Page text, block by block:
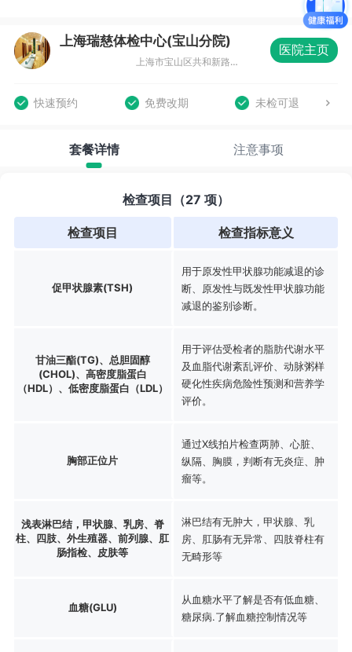
上海瑞慈体检中心(宝山分院)
上海市宝山区共和新路4727号新陆国际商务大厦11层、12层
医院主页
快速预约 免费改期 未检可退
套餐详情 注意事项
检查项目（27 项）
检查项目 检查指标意义
促甲状腺素(TSH)
用于原发性甲状腺功能减退的诊
断、原发性与既发性甲状腺功能
减退的鉴别诊断。
甘油三酯(TG)、总胆固醇
(CHOL)、高密度脂蛋白
（HDL）、低密度脂蛋白（LDL）
用于评估受检者的脂肪代谢水平
及血脂代谢紊乱评价、动脉粥样
硬化性疾病危险性预测和营养学
评价。
胸部正位片
通过X线拍片检查两肺、心脏、
纵隔、胸膜，判断有无炎症、肿
瘤等。
浅表淋巴结，甲状腺、乳房、脊
柱、四肢、外生殖器、前列腺、肛
肠指检、皮肤等
淋巴结有无肿大，甲状腺、乳
房、肛肠有无异常、四肢脊柱有
无畸形等
血糖(GLU)
从血糖水平了解是否有低血糖、
糖尿病.了解血糖控制情况等